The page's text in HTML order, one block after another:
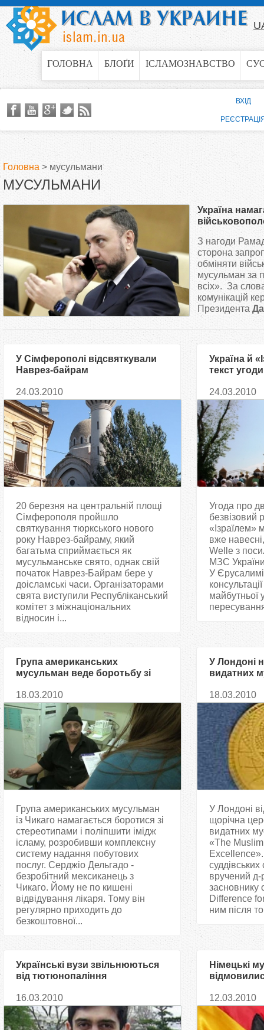
Jump to navigation
ГОЛОВНА БЛОҐИ ІСЛАМОЗНАВСТВО
В
є
т
у
Головна > мусульмани
МУСУЛЬМАНИ
Україна
за принципом
З нагоди
сторона
обміняти
мусульман за
всіх». За
комунікацій
Президента
У Сімферополі відсвяткували
Наврез-байрам
24.03.2010
20 березня на центральній площі
Сімферополя пройшло
святкування тюркського нового
року Наврез-байраму, який
багатьма сприймається як
мусульманське свято, однак свій
початок Наврез-Байрам бере у
доісламські часи. Організаторами
свята виступили Республіканський
комітет з міжнаціональних
відносин і...
Україна й
текст
24.03.2010
Угода про
безвізовий
«Ізраїлем»
вже
Welle з
МЗС
У
майбутньої
Група американських
мусульман веде боротьбу зі
18.03.2010
Група американських мусульман
із Чикаго намагається боротися зі
стереотипами і поліпшити імідж
ісламу, розробивши комплексну
систему надання побутових
послуг. Серджіо Дельгадо -
безробітний мексиканець з
Чикаго. Йому не по кишені
відвідування лікаря. Тому він
регулярно приходить до
безкоштовної...
У Лондоні
видатних
18.03.2010
У Лондоні
щорічна
видатних
«The
вручений д-
засновнику
Difference
ним після
Українські вузи звільнюються
від тютюнопаління
16.03.2010
Німецькі
12.03.2010
ВХІД